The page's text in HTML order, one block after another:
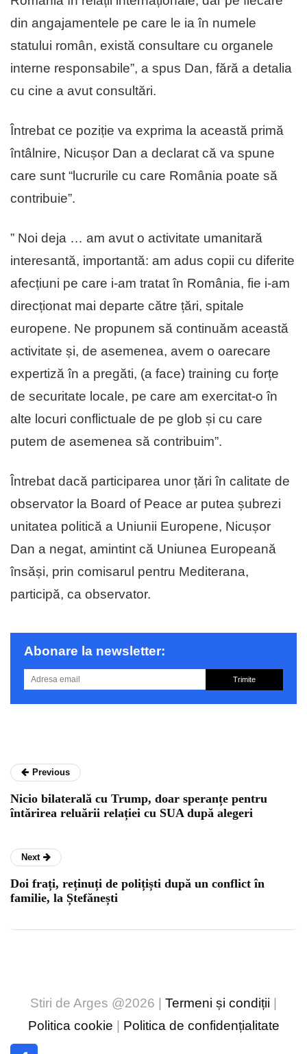
din angajamentele pe care le ia în numele
statului român, există consultare cu organele
interne responsabile”, a spus Dan, fără a detalia
cu cine a avut consultări.
Întrebat ce poziție va exprima la această primă
întâlnire, Nicușor Dan a declarat că va spune
care sunt “lucrurile cu care România poate să
contribuie”.
” Noi deja … am avut o activitate umanitară
interesantă, importantă: am adus copii cu diferite
afecțiuni pe care i-am tratat în România, fie i-am
direcționat mai departe către țări, spitale
europene. Ne propunem să continuăm această
activitate și, de asemenea, avem o oarecare
expertiză în a pregăti, (a face) training cu forțe
de securitate locale, pe care am exercitat-o în
alte locuri conflictuale de pe glob și cu care
putem de asemenea să contribuim”.
Întrebat dacă participarea unor țări în calitate de
observator la Board of Peace ar putea șubrezi
unitatea politică a Uniunii Europene, Nicușor
Dan a negat, amintint că Uniunea Europeană
însăși, prin comisarul pentru Mediterana,
participă, ca observator.
Abonare la newsletter:
Trimite
Previous
Nicio bilaterală cu Trump, doar speranțe pentru
întărirea reluării relației cu SUA după alegeri
Next
Doi frați, reținuți de polițiști după un conflict în
familie, la Ștefănești
Stiri de Arges @2026 | Termeni și condiții
Politica cookie
Politica de confidențialitate